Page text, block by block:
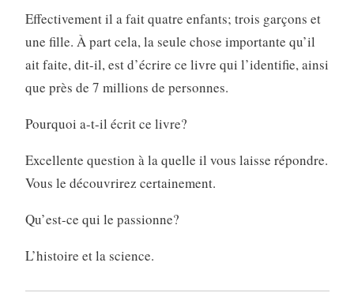
Effectivement il a fait quatre enfants; trois garçons et
une fille. À part cela, la seule chose importante qu’il
ait faite, dit-il, est d’écrire ce livre qui l’identifie, ainsi
que près de 7 millions de personnes.
Pourquoi a-t-il écrit ce livre?
Excellente question à la quelle il vous laisse répondre.
Vous le découvrirez certainement.
Qu’est-ce qui le passionne?
L’histoire et la science.